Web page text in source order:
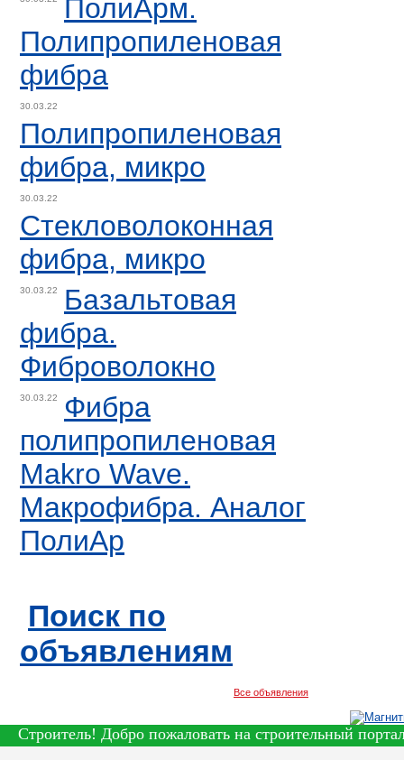
ПолиАрм.
Полипропиленовая
фибра
30.03.22
Полипропиленовая
фибра, микро
30.03.22
Стекловолоконная
фибра, микро
30.03.22
Базальтовая
фибра.
Фиброволокно
30.03.22
Фибра
полипропиленовая
Makro Wave.
Макрофибра. Аналог
ПолиАр
Поиск по
объявлениям
Все объявления
Строитель! Добро пожаловать на строительный